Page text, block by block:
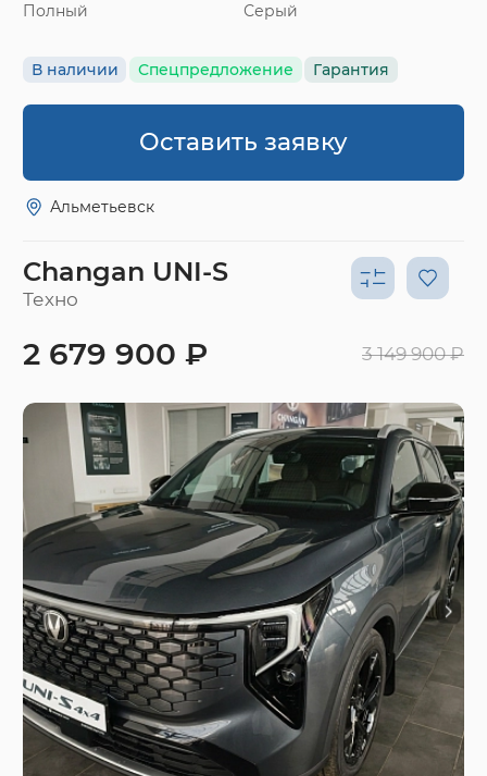
Полный
Серый
В наличии Спецпредложение Гарантия
Оставить заявку
Альметьевск
Changan UNI-S
Техно
2 679 900 ₽ 3 149 900 ₽